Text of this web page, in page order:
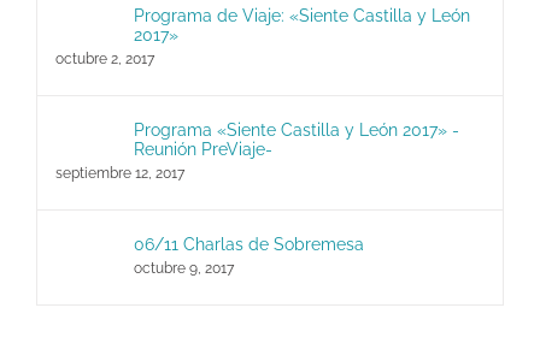
Programa de Viaje: «Siente Castilla y León
2017»
octubre 2, 2017
Programa «Siente Castilla y León 2017» -
Reunión PreViaje-
septiembre 12, 2017
06/11 Charlas de Sobremesa
octubre 9, 2017